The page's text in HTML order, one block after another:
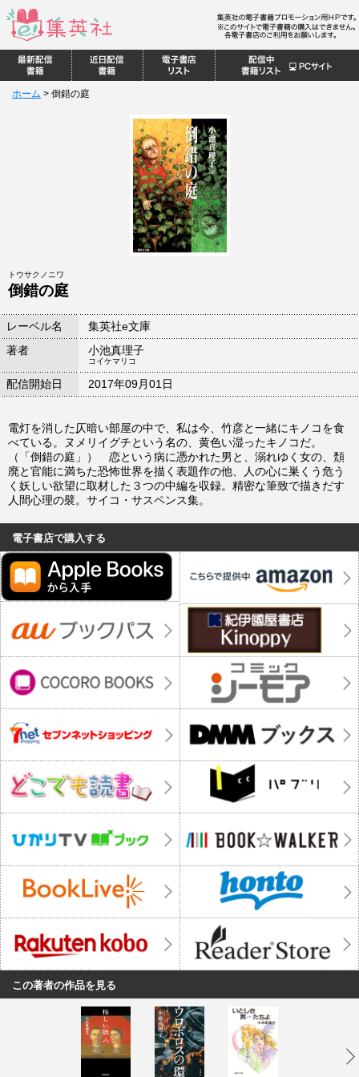
ホーム > 倒錯の庭
トウサクノニワ
倒錯の庭
レーベル名
集英社e文庫
著者
小池真理子
コイケマリコ
配信開始日 2017年09月01日
電灯を消した仄暗い部屋の中で、私は今、竹彦と一緒にキノコを食
べている。ヌメリイグチという名の、黄色い湿ったキノコだ。
（「倒錯の庭」） 恋という病に憑かれた男と、溺れゆく女の、頽
廃と官能に満ちた恐怖世界を描く表題作の他、人の心に巣くう危う
く妖しい欲望に取材した３つの中編を収録。精密な筆致で描きだす
人間心理の襞。サイコ・サスペンス集。
電子書店で購入する
この著者の作品を見る